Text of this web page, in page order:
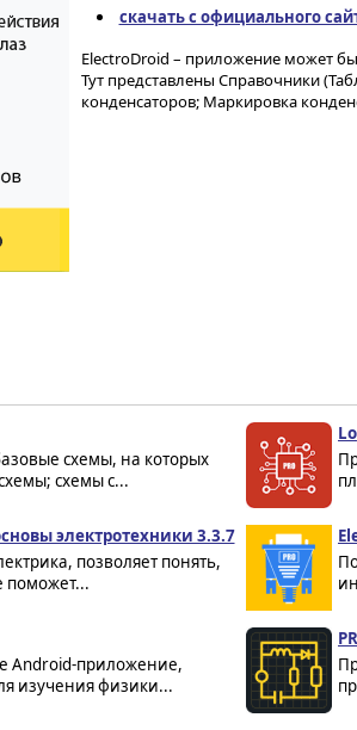
скачать с официального
ElectroDroid – приложение может
Тут представлены Справочники
конденсаторов; Маркировка
схемы, на которых
схемы с...
электротехники 3.3.7
позволяет понять,
поможет...
Android-приложение,
изучения физики...